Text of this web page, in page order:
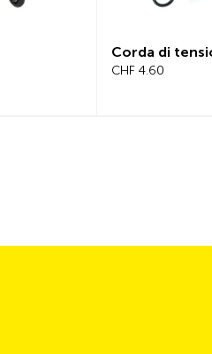
Corda di
CHF 4.60